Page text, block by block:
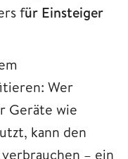
für Einsteiger
Wer
Geräte wie
kann den
– ein